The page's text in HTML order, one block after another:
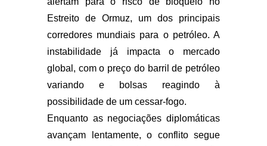
Estreito de Ormuz, um dos principais
corredores mundiais para o petróleo. A
instabilidade já impacta o mercado
global, com o preço do barril de petróleo
variando e bolsas reagindo à
possibilidade de um cessar-fogo.
Enquanto as negociações diplomáticas
avançam lentamente, o conflito segue